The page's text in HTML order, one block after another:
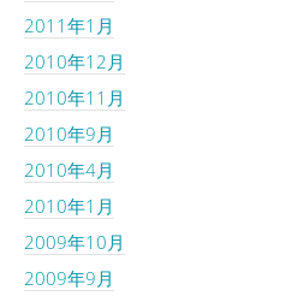
2011年1月
2010年12月
2010年11月
2010年9月
2010年4月
2010年1月
2009年10月
2009年9月